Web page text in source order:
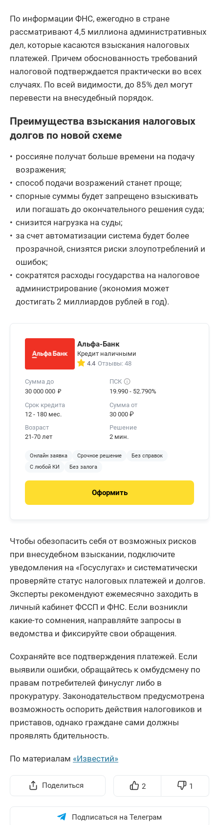
По информации ФНС, ежегодно в стране
рассматривают 4,5 миллиона административных
дел, которые касаются взыскания налоговых
платежей. Причем обоснованность требований
налоговой подтверждается практически во всех
случаях. По всей видимости, до 85% дел могут
перевести на внесудебный порядок.
Преимущества взыскания налоговых
долгов по новой схеме
россияне получат больше времени на подачу
возражения;
способ подачи возражений станет проще;
спорные суммы будет запрещено взыскивать
или погашать до окончательного решения суда;
снизится нагрузка на суды;
за счет автоматизации система будет более
прозрачной, снизятся риски злоупотреблений и
ошибок;
сократятся расходы государства на налоговое
администрирование (экономия может
достигать 2 миллиардов рублей в год).
Альфа-Банк
Кредит наличными
4.4 Отзывы: 48
Сумма до
30 000 000 ₽
ПСК
19.990 - 52.790%
Срок кредита
12 - 180 мес.
Сумма от
30 000 ₽
Возраст
21-70 лет
Решение
2 мин.
Онлайн заявка Срочное решение
Без справок
С любой КИ
Без залога
Оформить
Чтобы обезопасить себя от возможных рисков
при внесудебном взыскании, подключите
уведомления на «Госуслугах» и систематически
проверяйте статус налоговых платежей и долгов.
Эксперты рекомендуют ежемесячно заходить в
личный кабинет ФССП и ФНС. Если возникли
какие-то сомнения, направляйте запросы в
ведомства и фиксируйте свои обращения.
Сохраняйте все подтверждения платежей. Если
выявили ошибки, обращайтесь к омбудсмену по
правам потребителей финуслуг либо в
прокуратуру. Законодательством предусмотрена
возможность оспорить действия налоговиков и
приставов, однако граждане сами должны
проявлять бдительность.
По материалам «Известий»
Поделиться 2 1
Подписаться на Телеграм